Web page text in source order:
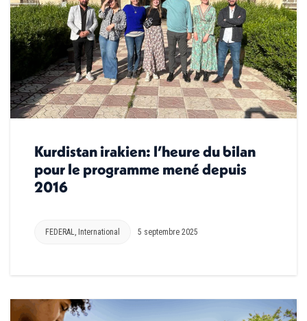
Kurdistan irakien: l’heure du bilan
pour le programme mené depuis
2016
FEDERAL, International 5 septembre 2025